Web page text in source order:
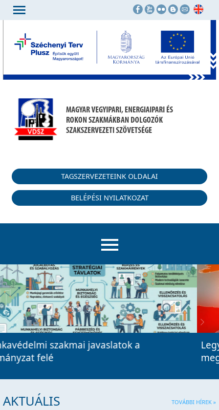
MAGYAR VEGYIPARI, ENERGIAIPARI ÉS
ROKON SZAKMÁKBAN DOLGOZÓK
SZAKSZERVEZETI SZÖVETSÉGE
TAGSZERVEZETEINK OLDALAI
BELÉPÉSI NYILATKOZAT
Legyen irányelv a munkahelyi hőkockázatok
megelőzéséről
Previous Next
AKTUÁLIS TOVÁBBI HÍREK »